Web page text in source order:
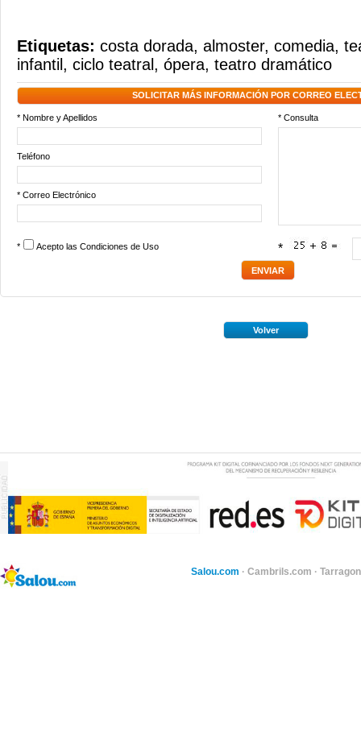
Etiquetas: costa dorada, almoster, comedia,
infantil , ciclo teatral , ópera, teatro dramático
SOLICITAR MÁS INFORMACIÓN POR CORREO
* Nombre y Apellidos * Consulta
Teléfono
* Correo Electrónico
* Acepto las Condiciones de Uso *
Volver
Salou.com · Cambrils.com ·